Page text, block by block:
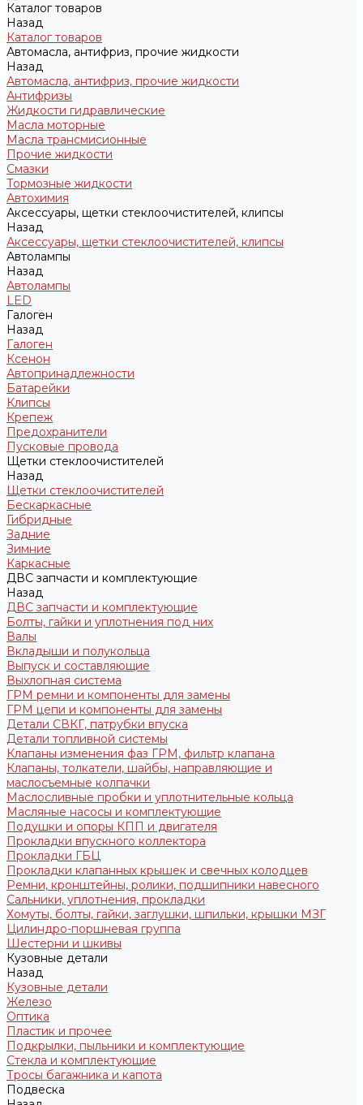
Каталог товаров
Назад
Каталог товаров
Автомасла, антифриз, прочие жидкости
Назад
Автомасла, антифриз, прочие жидкости
Антифризы
Жидкости гидравлические
Масла моторные
Масла трансмисионные
Прочие жидкости
Смазки
Тормозные жидкости
Автохимия
Аксессуары, щетки стеклоочистителей, клипсы
Назад
Аксессуары, щетки стеклоочистителей, клипсы
Автолампы
Назад
Автолампы
LED
Галоген
Назад
Галоген
Ксенон
Автопринадлежности
Батарейки
Клипсы
Крепеж
Предохранители
Пусковые провода
Щетки стеклоочистителей
Назад
Щетки стеклоочистителей
Бескаркасные
Гибридные
Задние
Зимние
Каркасные
ДВС запчасти и комплектующие
Назад
ДВС запчасти и комплектующие
Болты, гайки и уплотнения под них
Валы
Вкладыши и полукольца
Выпуск и составляющие
Выхлопная система
ГРМ ремни и компоненты для замены
ГРМ цепи и компоненты для замены
Детали СВКГ, патрубки впуска
Детали топливной системы
Клапаны изменения фаз ГРМ, фильтр клапана
Клапаны, толкатели, шайбы, направляющие и
маслосъемные колпачки
Маслосливные пробки и уплотнительные кольца
Масляные насосы и комплектующие
Подушки и опоры КПП и двигателя
Прокладки впускного коллектора
Прокладки ГБЦ
Прокладки клапанных крышек и свечных колодцев
Ремни, кронштейны, ролики, подшипники навесного
Сальники, уплотнения, прокладки
Хомуты, болты, гайки, заглушки, шпильки, крышки МЗГ
Цилиндро-поршневая группа
Шестерни и шкивы
Кузовные детали
Назад
Кузовные детали
Железо
Оптика
Пластик и прочее
Подкрылки, пыльники и комплектующие
Стекла и комплектующие
Тросы багажника и капота
Подвеска